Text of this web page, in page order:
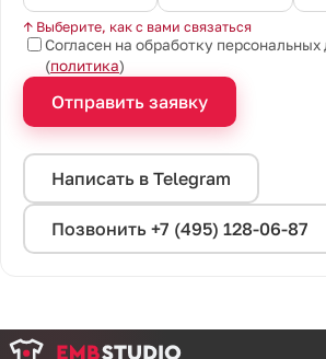
↑ Выберите, как с вами связаться
Согласен на обработку персональных
(политика)
Отправить заявку
Написать в Telegram
Позвонить +7 (495) 128-06-87